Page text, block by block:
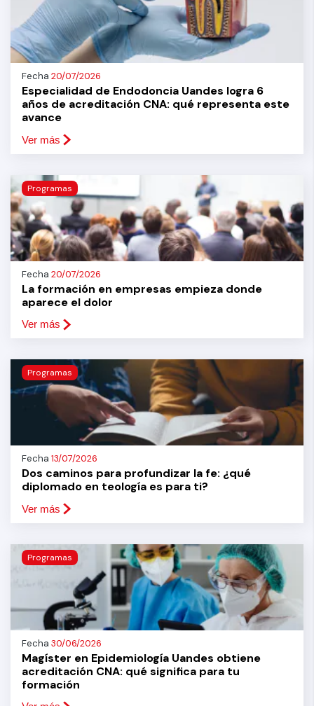
Fecha 20/07/2026
Especialidad de Endodoncia Uandes logra 6
años de acreditación CNA: qué representa este
avance
Ver más
Programas
Fecha 20/07/2026
La formación en empresas empieza donde
aparece el dolor
Ver más
Programas
Fecha 13/07/2026
Dos caminos para profundizar la fe: ¿qué
diplomado en teología es para ti?
Ver más
Programas
Fecha 30/06/2026
Magíster en Epidemiología Uandes obtiene
acreditación CNA: qué significa para tu
formación